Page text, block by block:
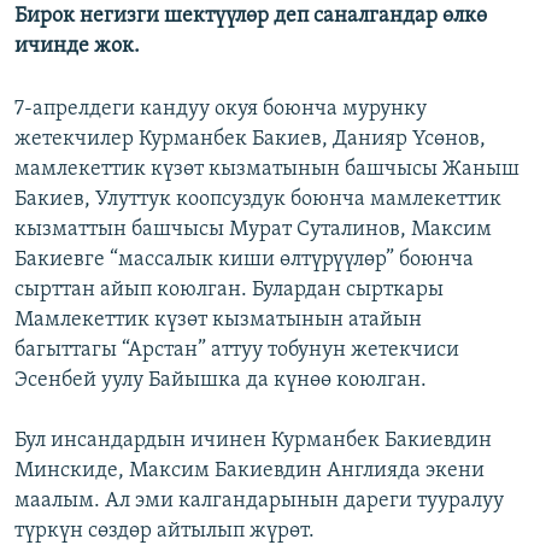
Бирок негизги шектүүлөр деп саналгандар өлкө
ичинде жок.
7-апрелдеги кандуу окуя боюнча мурунку
жетекчилер Курманбек Бакиев, Данияр Үсөнов,
мамлекеттик күзөт кызматынын башчысы Жаныш
Бакиев, Улуттук коопсуздук боюнча мамлекеттик
кызматтын башчысы Мурат Суталинов, Максим
Бакиевге “массалык киши өлтүрүүлөр” боюнча
сырттан айып коюлган. Булардан сырткары
Мамлекеттик күзөт кызматынын атайын
багыттагы “Арстан” аттуу тобунун жетекчиси
Эсенбей уулу Байышка да күнөө коюлган.
Бул инсандардын ичинен Курманбек Бакиевдин
Минскиде, Максим Бакиевдин Англияда экени
маалым. Ал эми калгандарынын дареги тууралуу
түркүн сөздөр айтылып жүрөт.